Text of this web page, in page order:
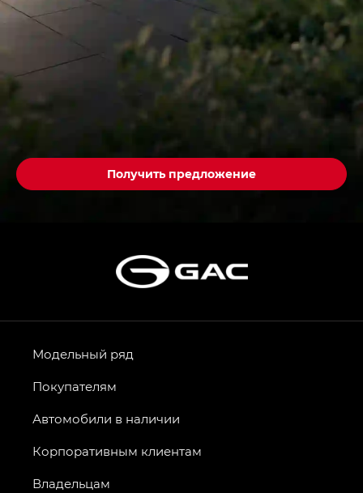
Получить предложение
Модельный ряд
Покупателям
Автомобили в наличии
Корпоративным клиентам
Владельцам